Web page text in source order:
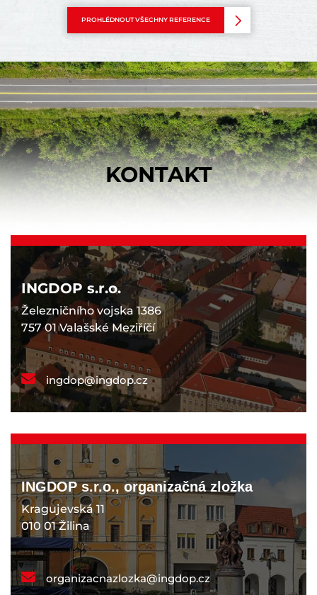
PROHLÉDNOUT VŠECHNY REFERENCE
KONTAKT
INGDOP s.r.o.
Železničního vojska 1386
757 01 Valašské Meziříčí
ingdop@ingdop.cz
INGDOP s.r.o., organizačná zložka
Kragujevská 11
010 01 Žilina
organizacnazlozka@ingdop.cz